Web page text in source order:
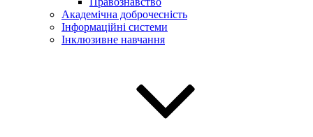
Академічна доброчесність
Інформаційні системи
Інклюзивне навчання